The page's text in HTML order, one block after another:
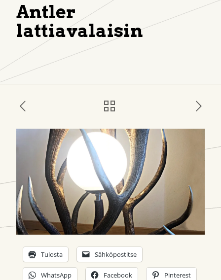
Antler
lattiavalaisin
Tulosta Sähköpostitse
WhatsApp Facebook Pinterest